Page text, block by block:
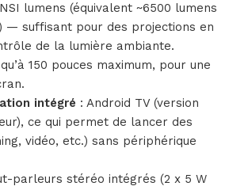
lumens (équivalent ~6500 lumens
— suffisant pour des projections en
de la lumière ambiante.
150 pouces maximum, pour une
intégré : Android TV (version
ce qui permet de lancer des
vidéo, etc.) sans périphérique
parleurs stéréo intégrés (2 x 5 W